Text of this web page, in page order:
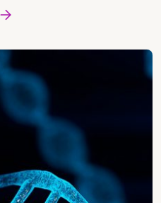
Vedi i corsi